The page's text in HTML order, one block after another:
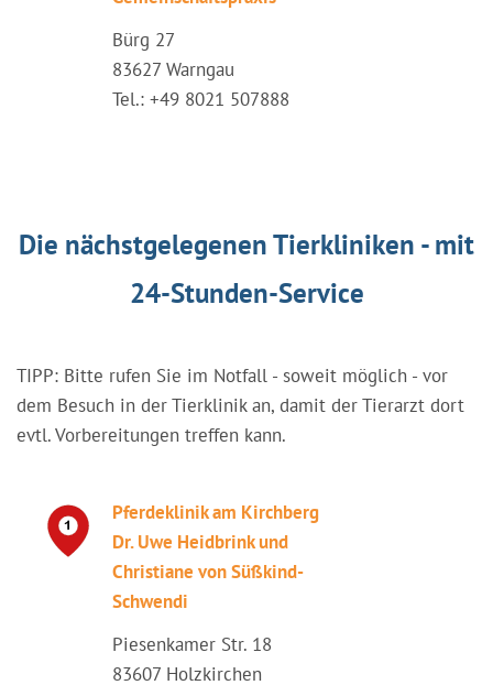
Bürg 27
83627 Warngau
Tel.: +49 8021 507888
Die nächstgelegenen Tierkliniken - mit
24-Stunden-Service
TIPP: Bitte rufen Sie im Notfall - soweit möglich - vor
dem Besuch in der Tierklinik an, damit der Tierarzt dort
evtl. Vorbereitungen treffen kann.
Pferdeklinik am Kirchberg
Dr. Uwe Heidbrink und
Christiane von Süßkind-
Schwendi
Piesenkamer Str. 18
83607 Holzkirchen